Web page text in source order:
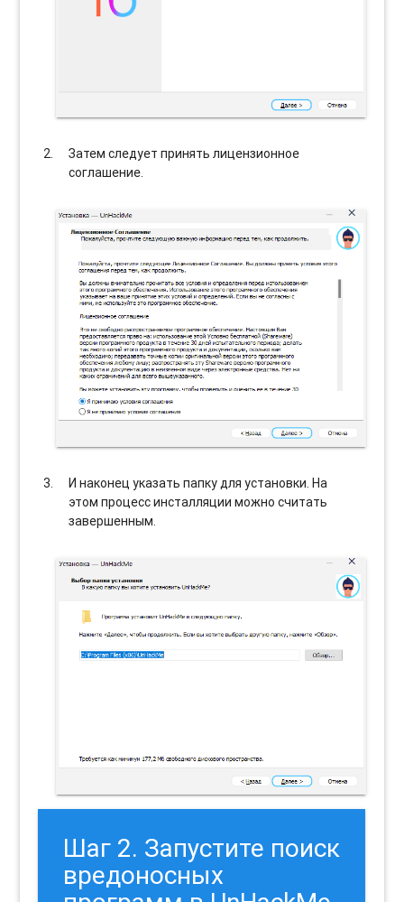
Затем следует принять лицензионное
соглашение.
И наконец указать папку для установки. На
этом процесс инсталляции можно считать
завершенным.
Шаг 2. Запустите поиск
вредоносных